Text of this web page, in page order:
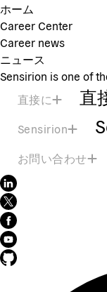
ホーム
Career Center
Career news
ニュース
Sensirion is one of
直接に
直
Sensirion
お問い合わせ